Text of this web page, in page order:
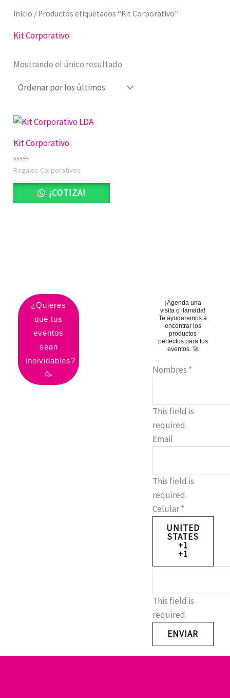
Inicio / Productos etiquetados “Kit Corporativo”
Kit Corporativo
Mostrando el único resultado
Kit Corporativo
Valorado
con
0
Regalos Corporativos
¡COTIZA!
¿Quieres
que tus
eventos
sean
inolvidables?
🥳
¡Agenda una
visita o llamada!
Te ayudaremos a
encontrar los
productos
perfectos para tus
eventos. 🚀
Nombres *
This field is
required.
Email
This field is
required.
Celular*
UNITED
STATES
+1
+1
This field is
required.
ENVIAR